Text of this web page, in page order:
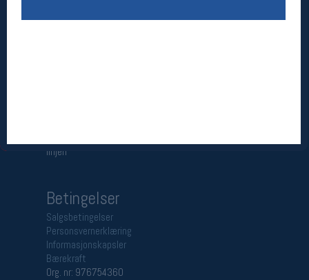
MELD DEG INN GRATIS
linjen
Betingelser
Salgsbetingelser
Personsvernerklæring
Informasjonskapsler
Bærekraft
Org. nr: 976754360